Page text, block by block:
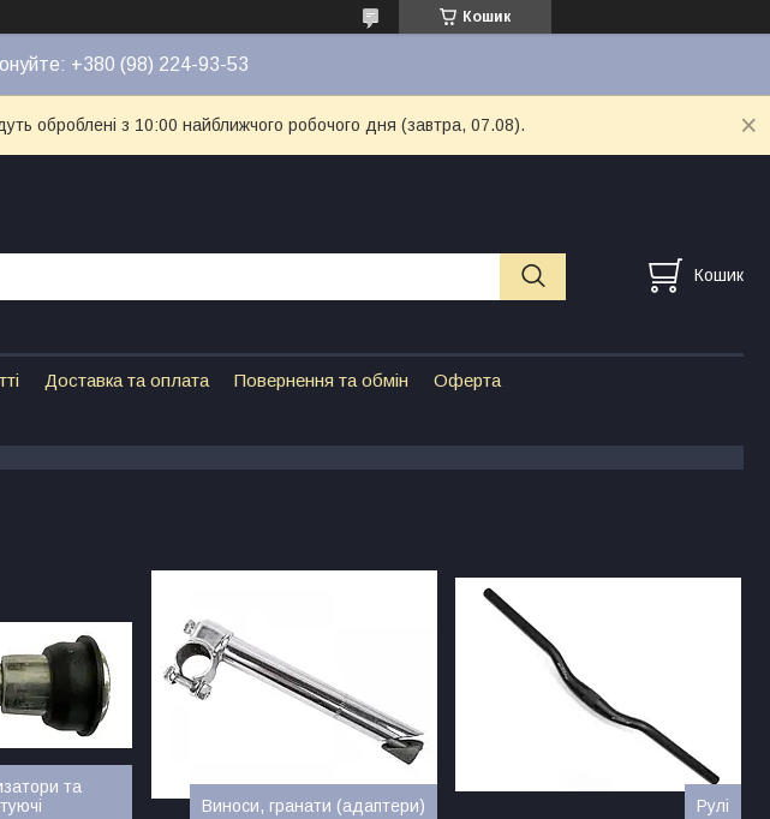
Кошик
+380 (98) 224-93-53
оброблені з 10:00 найближчого робочого дня (завтра, 07.08).
Кошик
Доставка та оплата Повернення та обмін Оферта
та
Виноси, гранати (адаптери) Рулі